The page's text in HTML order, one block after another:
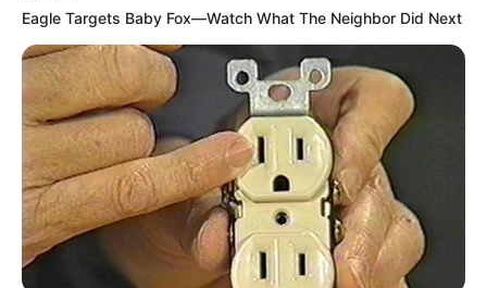
Eagle Targets Baby Fox—Watch What The Neighbor Did Next